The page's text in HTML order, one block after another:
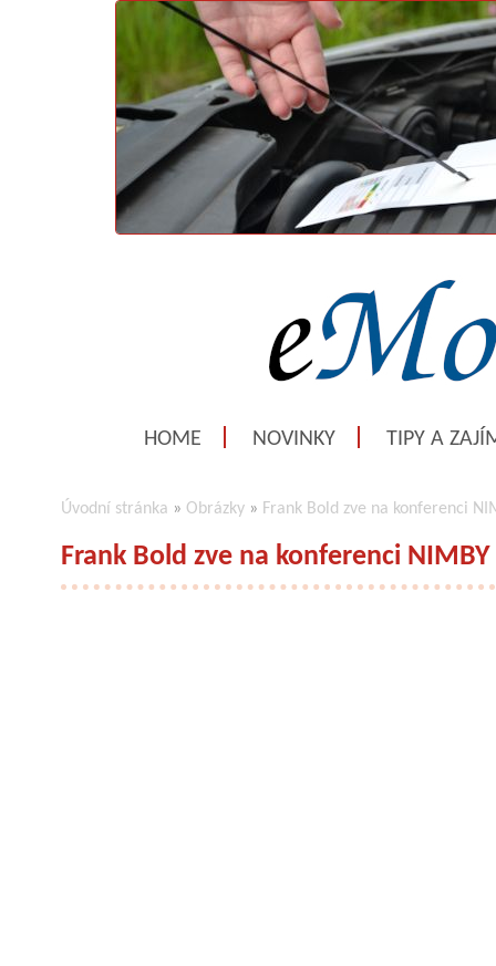
HOME NOVINKY TIPY A
Úvodní stránka » Obrázky » Frank Bold zve na konferenci
Frank Bold zve na konferenci